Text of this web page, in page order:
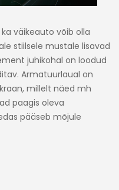
väikeauto võib olla
stiilsele mustale lisavad
juhikohal on loodud
Armatuurlaual on
millelt näed mh
paagis oleva
pääseb mõjule